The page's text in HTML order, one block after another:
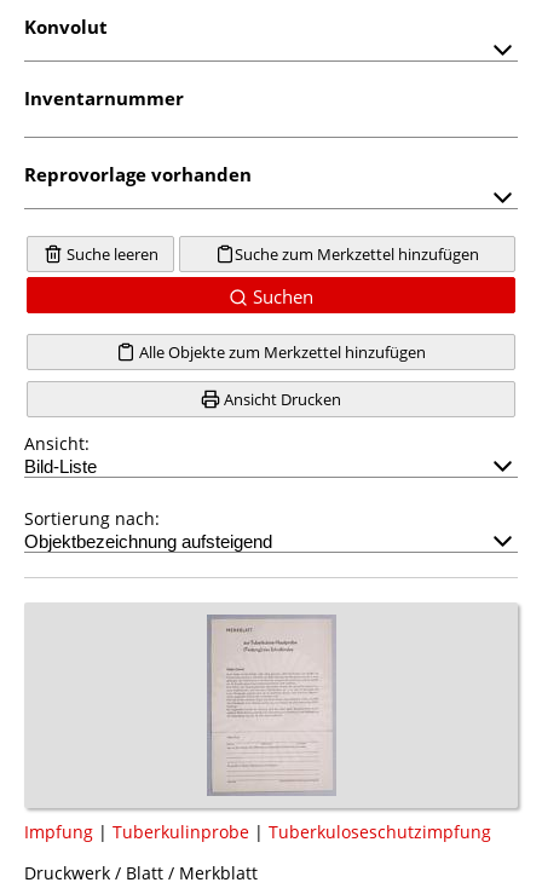
Konvolut
Inventarnummer
Reprovorlage vorhanden
Suche leeren Suche zum Merkzettel hinzufügen
Suchen
Alle Objekte zum Merkzettel hinzufügen
Ansicht Drucken
Ansicht:
Sortierung nach:
Impfung | Tuberkulinprobe | Tuberkuloseschutzimpfung
Druckwerk / Blatt / Merkblatt